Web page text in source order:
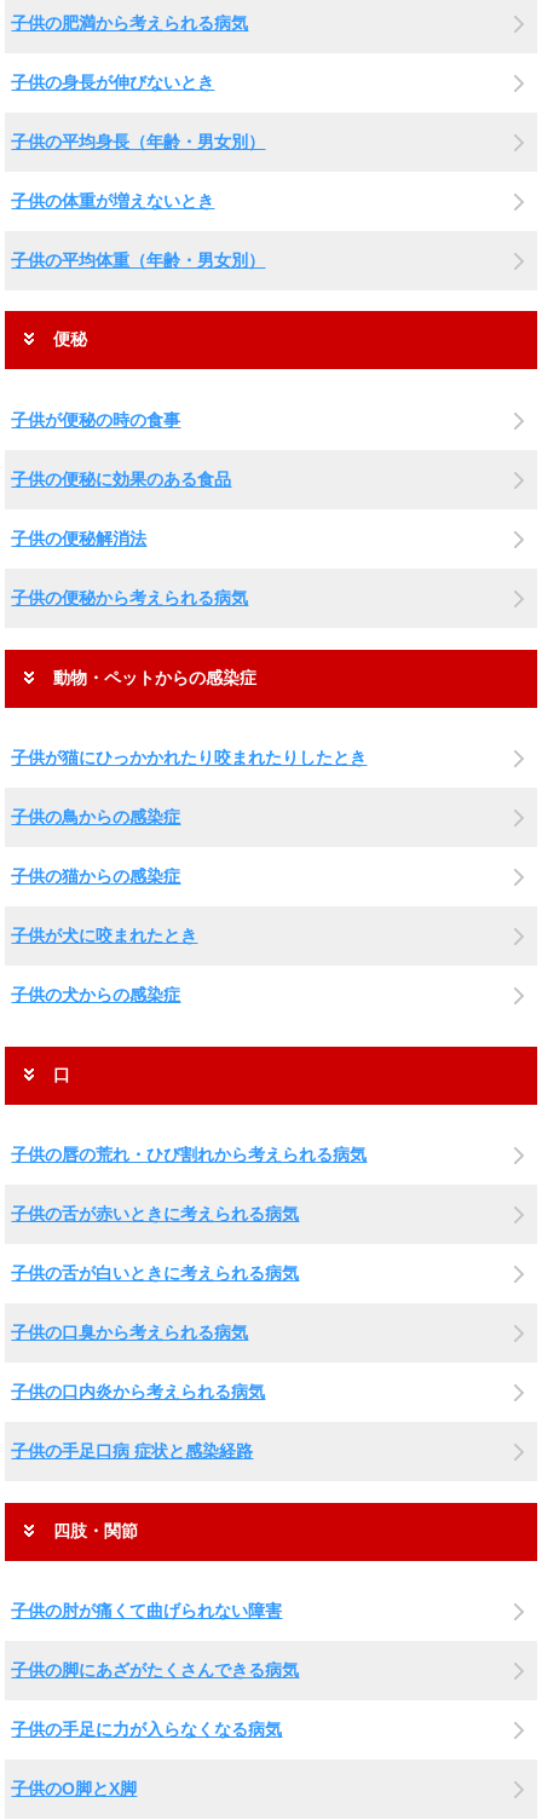
子供の肥満から考えられる病気
子供の身長が伸びないとき
子供の平均身長（年齢・男女別）
子供の体重が増えないとき
子供の平均体重（年齢・男女別）
便秘
子供が便秘の時の食事
子供の便秘に効果のある食品
子供の便秘解消法
子供の便秘から考えられる病気
動物・ペットからの感染症
子供が猫にひっかかれたり咬まれたりしたとき
子供の鳥からの感染症
子供の猫からの感染症
子供が犬に咬まれたとき
子供の犬からの感染症
口
子供の唇の荒れ・ひび割れから考えられる病気
子供の舌が赤いときに考えられる病気
子供の舌が白いときに考えられる病気
子供の口臭から考えられる病気
子供の口内炎から考えられる病気
子供の手足口病 症状と感染経路
四肢・関節
子供の肘が痛くて曲げられない障害
子供の脚にあざがたくさんできる病気
子供の手足に力が入らなくなる病気
子供のO脚とX脚